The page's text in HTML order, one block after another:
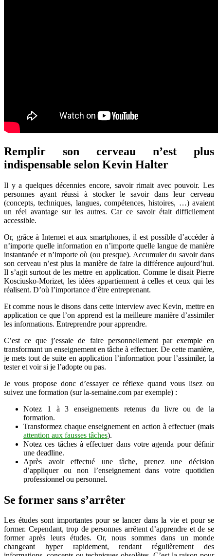
Remplir son cerveau n’est plus
indispensable selon Kevin Halter
Il y a quelques décennies encore, savoir rimait avec pouvoir. Les
personnes ayant réussi à stocker le savoir dans leur cerveau
(concepts, techniques, langues, compétences, histoires, …) avaient
un réel avantage sur les autres. Car ce savoir était difficilement
accessible.
Or, grâce à Internet et aux smartphones, il est possible d’accéder à
n’importe quelle information en n’importe quelle langue de manière
instantanée et n’importe où (ou presque). Accumuler du savoir dans
son cerveau n’est plus la manière de faire la différence aujourd’hui.
Il s’agit surtout de les mettre en application. Comme le disait Pierre
Kosciusko-Morizet, les idées appartiennent à celles et ceux qui les
réalisent. D’où l’importance d’être entreprenant.
Et comme nous le disons dans cette interview avec Kevin, mettre en
application ce que l’on apprend est la meilleure manière d’assimiler
les informations. Entreprendre pour apprendre.
C’est ce que j’essaie de faire personnellement par exemple en
transformant un enseignement en tâche à effectuer. De cette manière,
je mets tout de suite en application l’information pour l’assimiler, la
tester et voir si je l’adopte ou pas.
Je vous propose donc d’essayer ce réflexe quand vous lisez ou
suivez une formation (sur la-semaine.com par exemple) :
Notez 1 à 3 enseignements retenus du livre ou de la
formation.
Transformez chaque enseignement en action à effectuer (mais
attention aux fausses tâches).
Notez ces tâches à effectuer dans votre agenda pour définir
une deadline.
Après avoir effectué une tâche, prenez une décision
d’appliquer ou non l’enseignement dans votre quotidien
professionnel ou personnel.
Se former sans s’arrêter
Les études sont importantes pour se lancer dans la vie et pour se
former. Cependant, trop de personnes arrêtent d’apprendre et de se
former après leurs études. Or, nous sommes dans un monde
changeant hyper rapidement, rendant régulièrement des